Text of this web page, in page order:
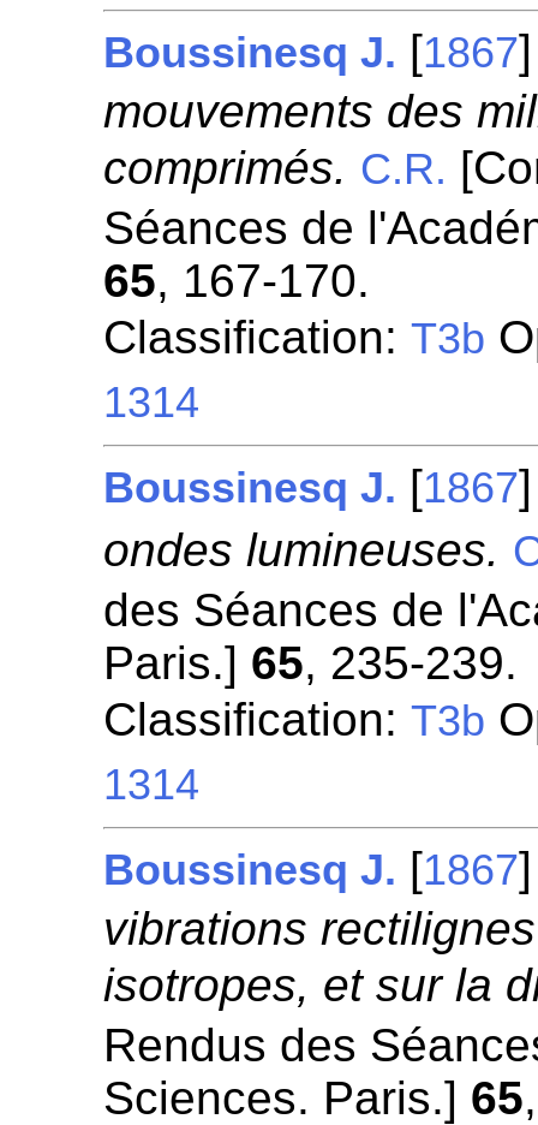
Boussinesq J. [1867
mouvements des
comprimés. C.R.
Séances de
65, 167-170.
Classification:T3b
1314
Boussinesq J. [1867
ondes lumineuses.
des Séances de
Paris.] 65, 235-239.
Classification:T3b
1314
Boussinesq J. [1867
vibrations
isotropes, et sur la
Rendus des
Sciences. Paris.] 65